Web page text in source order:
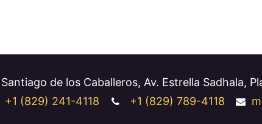
Santiago de los Caballeros, Av. Estrella Sadhala,
+1 (829) 241-4118 +1 (829) 789-4118